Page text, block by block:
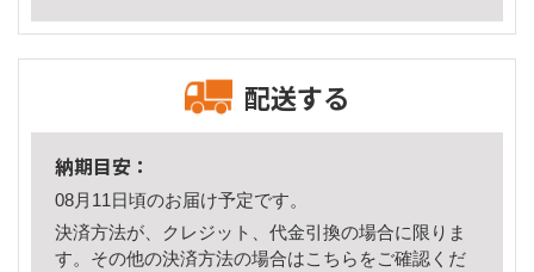
配送する
納期目安：
08月11日頃のお届け予定です。
決済方法が、クレジット、代金引換の場合に限りま
す。その他の決済方法の場合はこちら をご確認くだ